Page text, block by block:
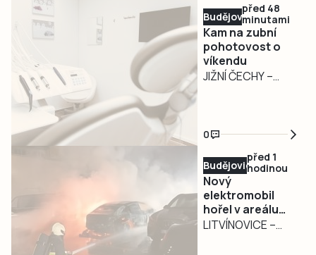
Budějovicko
před 48
minutami
Kam na zubní
pohotovost o
víkendu
JIŽNÍ ČECHY –
v Lidické ulici
439/78 v Českých
Budějovicích,
která slouží pro
všechny
Jihočechy po celý
týden, zachovávají
0
Budějovicko
před 1
hodinou
Nový
elektromobil
hořel v areálu
autosalonu v
LITVÍNOVICE –